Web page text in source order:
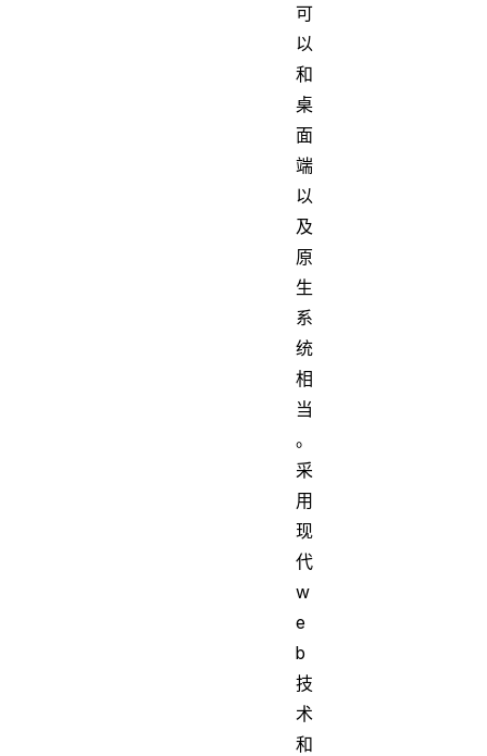
可
以
和
桌
面
端
以
及
原
生
系
统
相
当
。
采
用
现
代
w
e
b
技
术
和